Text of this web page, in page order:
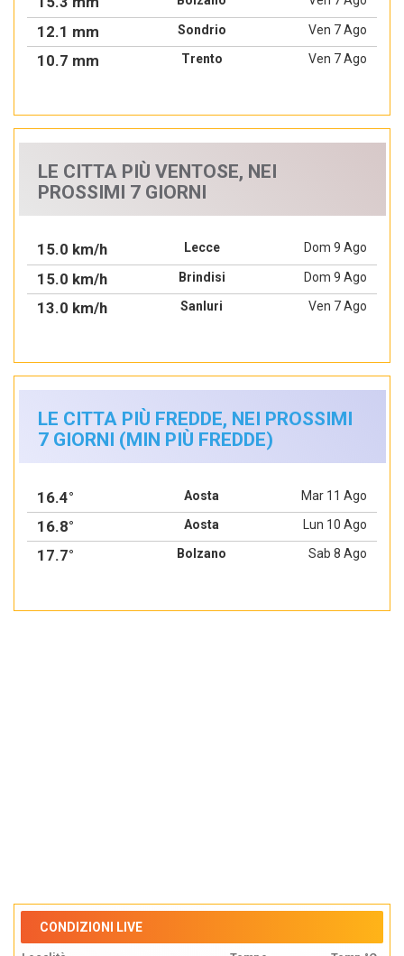
12.1 mm Sondrio Ven 7 Ago
10.7 mm Trento Ven 7 Ago
LE CITTA PIÙ VENTOSE, NEI
PROSSIMI 7 GIORNI
15.0 km/h Lecce Dom 9 Ago
15.0 km/h Brindisi Dom 9 Ago
13.0 km/h Sanluri Ven 7 Ago
LE CITTA PIÙ FREDDE, NEI PROSSIMI
7 GIORNI (MIN PIÙ FREDDE)
16.4° Aosta Mar 11 Ago
16.8° Aosta Lun 10 Ago
17.7° Bolzano Sab 8 Ago
CONDIZIONI LIVE